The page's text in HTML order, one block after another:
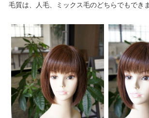
毛質は、人毛、ミックス毛のどちらでもできま